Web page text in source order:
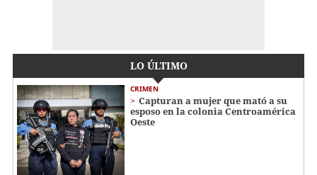
LO ÚLTIMO
CRIMEN
Capturan a mujer que mató a su
esposo en la colonia Centroamérica
Oeste